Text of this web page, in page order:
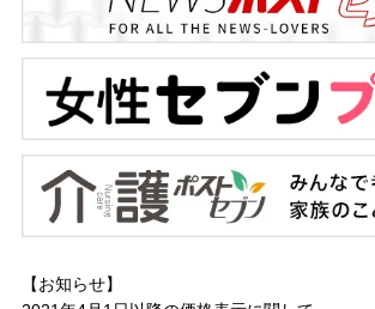
【お知らせ】